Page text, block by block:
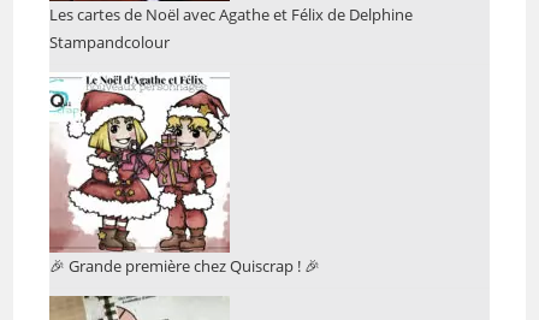
Les cartes de Noël avec Agathe et Félix de Delphine
Stampandcolour
🎉 Grande première chez Quiscrap ! 🎉